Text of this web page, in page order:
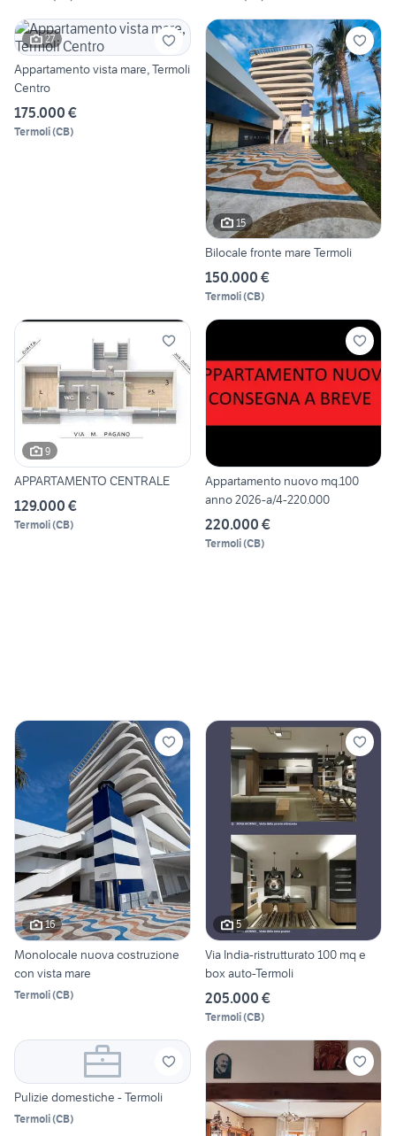
27
Appartamento vista mare, Termoli
Centro
175.000 €
Termoli(CB)
15
Bilocale fronte mare Termoli
150.000 €
Termoli(CB)
9
APPARTAMENTO CENTRALE
129.000 €
Termoli(CB)
Appartamento nuovo mq.100
anno 2026-a/4-220.000
220.000 €
Termoli(CB)
16
Monolocale nuova costruzione
con vista mare
Termoli(CB)
5
Via India-ristrutturato 100 mq e
box auto-Termoli
205.000 €
Termoli(CB)
Pulizie domestiche - Termoli
Termoli(CB)